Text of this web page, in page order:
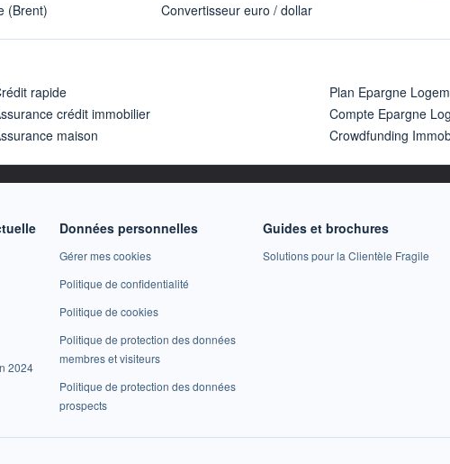
(Brent)
Convertisseur euro / dollar
rapide
crédit immobilier
maison
Plan Epargne
Compte Epargne
Crowdfunding
2024
Données personnelles
Gérer mes cookies
Politique de confidentialité
Politique de cookies
Politique de protection des données
membres et visiteurs
Politique de protection des données
prospects
Guides et brochures
Solutions pour la Clientèle Fragile